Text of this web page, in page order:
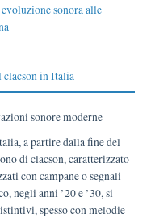
sonora alle
clacson in Italia
sonore moderne
a partire dalla fine del
di clacson, caratterizzato
con campane o segnali
negli anni ’20 e ’30, si
spesso con melodie